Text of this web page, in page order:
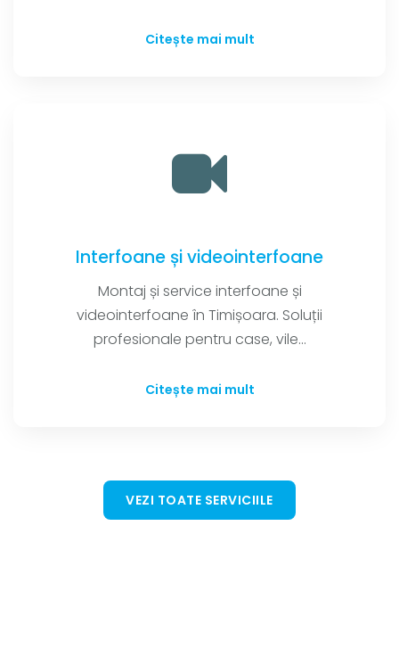
Citește mai mult
Interfoane și videointerfoane
Montaj și service interfoane și
videointerfoane în Timișoara. Soluții
profesionale pentru case, vile...
Citește mai mult
VEZI TOATE SERVICIILE